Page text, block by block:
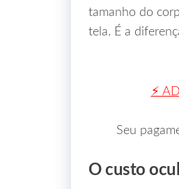
tamanho do
tela. É a
⚡
Seu
O custo